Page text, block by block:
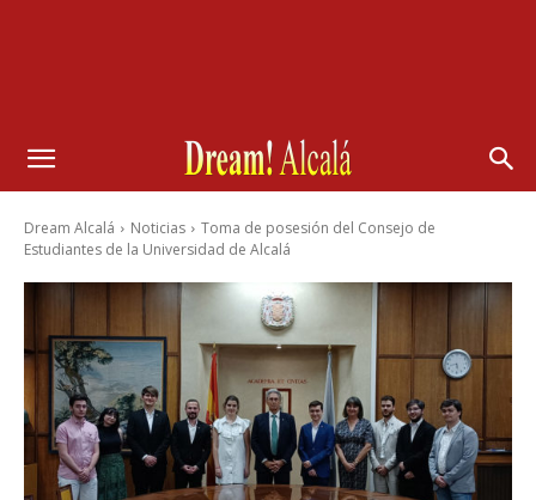
Dream Alcalá Noticias
Toma de posesión del Consejo de
Estudiantes de la Universidad de Alcalá